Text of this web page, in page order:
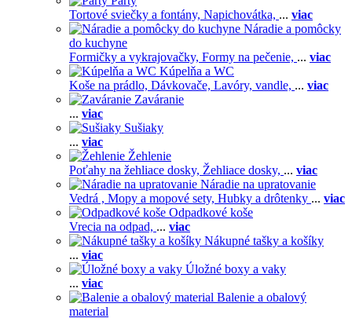
Tortové sviečky a fontány, Napichovátka, ... viac
Náradie a pomôcky
do kuchyne
Formičky a vykrajovačky, Formy na pečenie, ... viac
Kúpelňa a WC
Koše na prádlo, Dávkovače, Lavóry, vandle, ... viac
Zaváranie
... viac
Sušiaky
... viac
Žehlenie
Poťahy na žehliace dosky, Žehliace dosky, ... viac
Náradie na upratovanie
Vedrá , Mopy a mopové sety, Hubky a drôtenky ... viac
Odpadkové koše
Vrecia na odpad, ... viac
Nákupné tašky a košíky
... viac
Úložné boxy a vaky
... viac
Balenie a obalový
material